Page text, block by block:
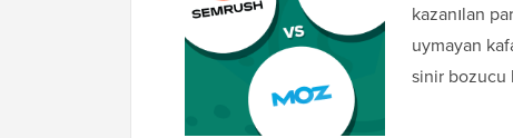
kazanılan
uymayan
sinir bozucu